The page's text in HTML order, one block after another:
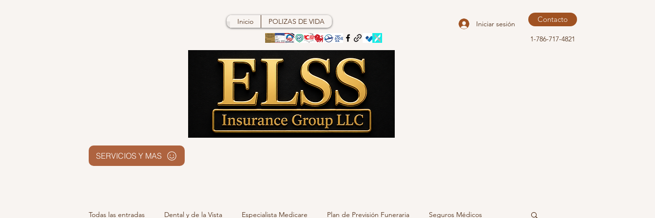
Inicio POLIZAS DE VIDA Iniciar sesión Contacto
1-786-717-4821
SERVICIOS Y MAS
Todas las entradas Dental y de la Vista Especialista Medicare Plan de Previsión Funeraria Seguros Médicos